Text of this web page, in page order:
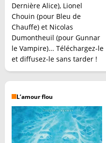
Dernière Alice), Lionel
Chouin (pour Bleu de
Chauffe) et Nicolas
Dumontheuil (pour Gunnar
le Vampire)... Téléchargez-le
et diffusez-le sans tarder !
L’amour flou